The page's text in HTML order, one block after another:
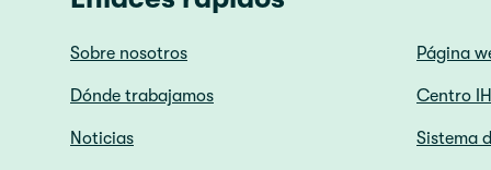
Sobre nosotros Página
Dónde trabajamos Centro
Noticias Sistema